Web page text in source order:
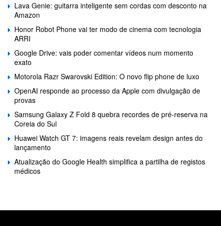
Lava Genie: guitarra inteligente sem cordas com desconto na
Amazon
Honor Robot Phone vai ter modo de cinema com tecnologia
ARRI
Google Drive: vais poder comentar vídeos num momento
exato
Motorola Razr Swarovski Edition: O novo flip phone de luxo
OpenAI responde ao processo da Apple com divulgação de
provas
Samsung Galaxy Z Fold 8 quebra recordes de pré-reserva na
Coreia do Sul
Huawei Watch GT 7: imagens reais revelam design antes do
lançamento
Atualização do Google Health simplifica a partilha de registos
médicos